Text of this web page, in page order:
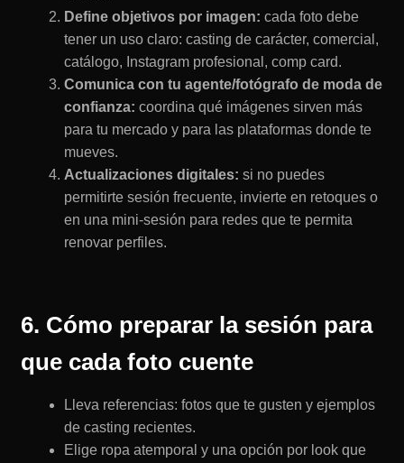
Define objetivos por imagen: cada foto debe
tener un uso claro: casting de carácter, comercial,
catálogo, Instagram profesional, comp card.
Comunica con tu agente/fotógrafo de moda de
confianza: coordina qué imágenes sirven más
para tu mercado y para las plataformas donde te
mueves.
Actualizaciones digitales: si no puedes
permitirte sesión frecuente, invierte en retoques o
en una mini-sesión para redes que te permita
renovar perfiles.
6. Cómo preparar la sesión para
que cada foto cuente
Lleva referencias: fotos que te gusten y ejemplos
de casting recientes.
Elige ropa atemporal y una opción por look que